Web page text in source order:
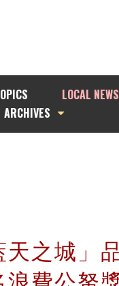
LOCAL NEWS
ARCHIVES
天之城」